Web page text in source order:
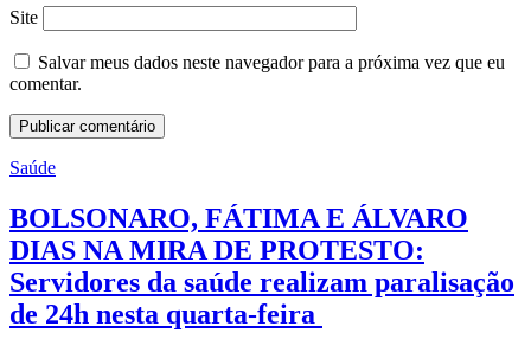
Site
Salvar meus dados neste navegador para a próxima vez que eu
comentar.
Saúde
BOLSONARO, FÁTIMA E ÁLVARO
DIAS NA MIRA DE PROTESTO:
Servidores da saúde realizam paralisação
de 24h nesta quarta-feira